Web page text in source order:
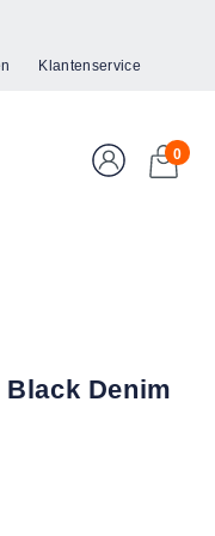
Klantenservice
0
Denim